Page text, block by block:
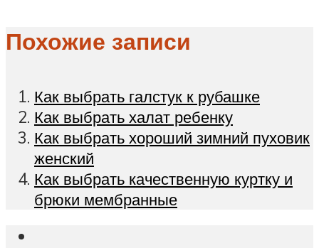
Похожие записи
Как выбрать галстук к рубашке
Как выбрать халат ребенку
Как выбрать хороший зимний пуховик
женский
Как выбрать качественную куртку и
брюки мембранные